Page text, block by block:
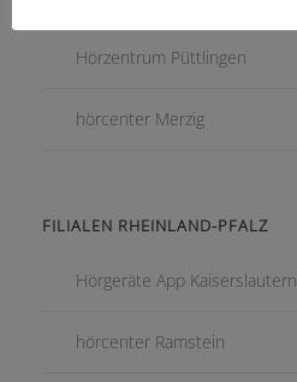
Hörzentrum Püttlingen
hörcenter Merzig
FILIALEN RHEINLAND-PFALZ
Hörgeräte App Kaiserslautern
hörcenter Ramstein